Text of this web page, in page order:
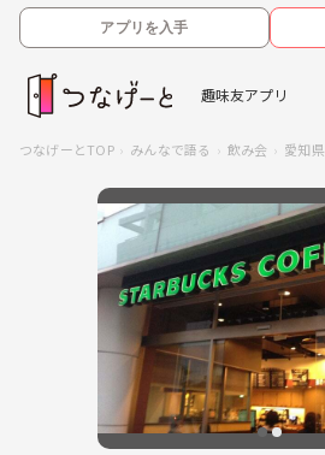
アプリを入手
趣味友アプリ
つなげーとTOP みんなで語る 飲み会 愛知県